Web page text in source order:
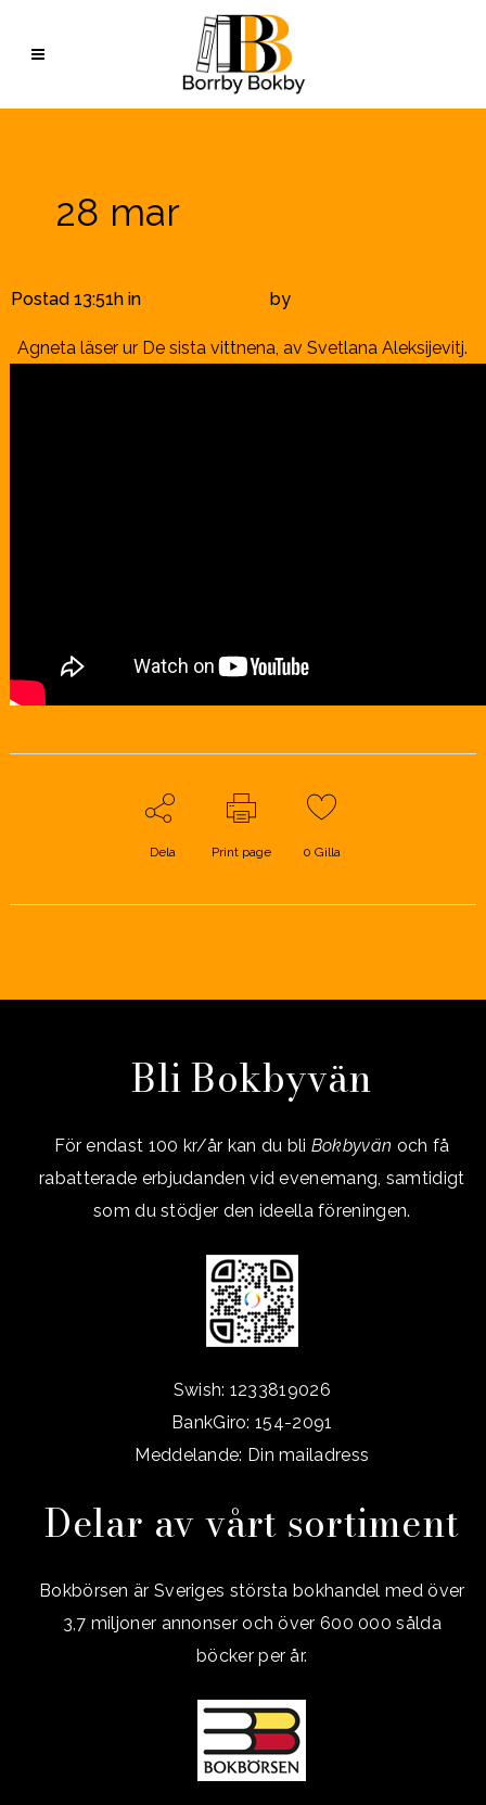
28 marBorrby Bokby
Postad 13:51hin by
Agneta läser ur De sista vittnena, av Svetlana Aleksijevitj.
Dela Print page 0 Gilla
Bli Bokbyvän
För endast 100 kr/år kan du bli Bokbyvän och få
rabatterade erbjudanden vid evenemang, samtidigt
som du stödjer den ideella föreningen.
Swish: 1233819026
BankGiro: 154-2091
Meddelande: Din mailadress
Delar av vårt sortiment
Bokbörsen är Sveriges största bokhandel med över
3,7 miljoner annonser och över 600 000 sålda
böcker per år.